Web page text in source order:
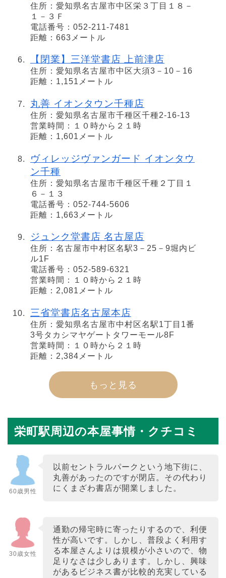
住所：愛知県名古屋市中区栄３丁目１８－
１－３Ｆ
電話番号：052-211-7481
距離：663メートル
【閉業】三洋堂書店 上前津店
住所：愛知県名古屋市中区大須3－10－16
距離：1,151メートル
丸善 イオンタウン千種店
住所：愛知県名古屋市千種区千種2-16-13
営業時間：１０時から２１時
距離：1,601メートル
ヴィレッジヴァンガード イオンタウ
ン千種
住所：愛知県名古屋市千種区千種２丁目１
６－１３
電話番号：052-744-5606
距離：1,663メートル
ジュンク堂書店 名古屋店
住所：名古屋市中村区名駅3－25－9堀内ビ
ル1F
電話番号：052-589-6321
営業時間：１０時から２１時
距離：2,081メートル
三省堂書店名古屋本店
住所：愛知県名古屋市中村区名駅1丁目1番
3号タカシマヤゲートタワーモール8F
営業時間：１０時から２１時
距離：2,384メートル
もっと見る
栄町駅周辺の本屋事情・クチコミ
60歳男性
以前セントラルパークという地下街に、
丸善があったのですが閉店。その代わり
にくまざわ書店が開業しました。
30歳女性
通勤の帰宅時に寄ったりするので、利便
性が高いです。しかし、普段よく利用す
る本屋さんよりは規模が小さいので、物
足りなさは少しあります。しかし、興味
があるビジネス書が比較的充実している